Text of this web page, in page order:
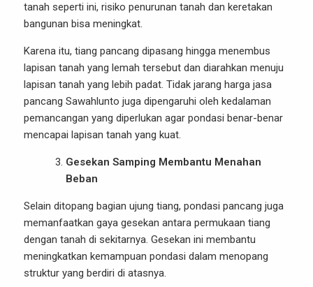
tanah seperti ini, risiko penurunan tanah dan keretakan
bangunan bisa meningkat.
Karena itu, tiang pancang dipasang hingga menembus
lapisan tanah yang lemah tersebut dan diarahkan menuju
lapisan tanah yang lebih padat. Tidak jarang harga jasa
pancang Sawahlunto juga dipengaruhi oleh kedalaman
pemancangan yang diperlukan agar pondasi benar-benar
mencapai lapisan tanah yang kuat.
Gesekan Samping Membantu Menahan
Beban
Selain ditopang bagian ujung tiang, pondasi pancang juga
memanfaatkan gaya gesekan antara permukaan tiang
dengan tanah di sekitarnya. Gesekan ini membantu
meningkatkan kemampuan pondasi dalam menopang
struktur yang berdiri di atasnya.